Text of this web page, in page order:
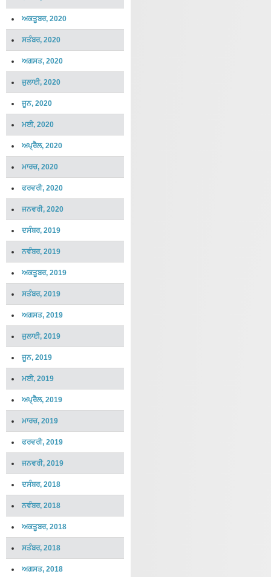
ਅਕਤੂਬਰ, 2020
ਸਤੰਬਰ, 2020
ਅਗਸਤ, 2020
ਜੁਲਾਈ, 2020
ਜੂਨ, 2020
ਮਈ, 2020
ਅਪ੍ਰੈਲ, 2020
ਮਾਰਚ, 2020
ਫਰਵਰੀ, 2020
ਜਨਵਰੀ, 2020
ਦਸੰਬਰ, 2019
ਨਵੰਬਰ, 2019
ਅਕਤੂਬਰ, 2019
ਸਤੰਬਰ, 2019
ਅਗਸਤ, 2019
ਜੁਲਾਈ, 2019
ਜੂਨ, 2019
ਮਈ, 2019
ਅਪ੍ਰੈਲ, 2019
ਮਾਰਚ, 2019
ਫਰਵਰੀ, 2019
ਜਨਵਰੀ, 2019
ਦਸੰਬਰ, 2018
ਨਵੰਬਰ, 2018
ਅਕਤੂਬਰ, 2018
ਸਤੰਬਰ, 2018
ਅਗਸਤ, 2018